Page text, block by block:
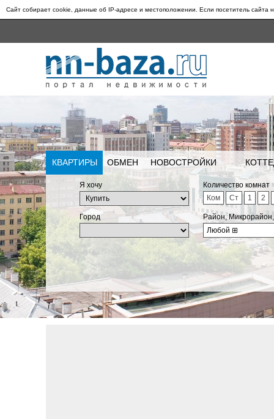
Сайт собирает cookie, данные об IP-адресе и местоположении. Если посетитель сайта
КВАРТИРЫ ОБМЕН НОВОСТРОЙКИ
Я хочу
Количество комнат
Ком
Ст 1 2
Город
Район,
Любой ⊞